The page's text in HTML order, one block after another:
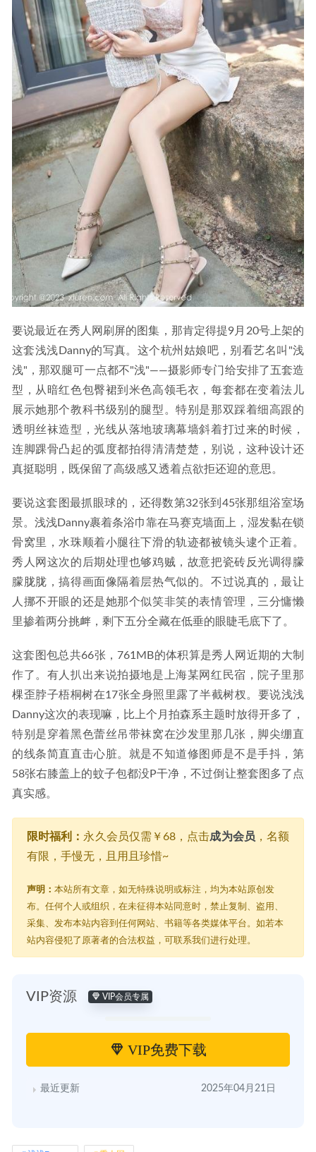
要说最近在秀人网刷屏的图集，那肯定得提9月20号上架的
这套浅浅Danny的写真。这个杭州姑娘吧，别看艺名叫"浅
浅"，那双腿可一点都不"浅"——摄影师专门给安排了五套造
型，从暗红色包臀裙到米色高领毛衣，每套都在变着法儿
展示她那个教科书级别的腿型。特别是那双踩着细高跟的
透明丝袜造型，光线从落地玻璃幕墙斜着打过来的时候，
连脚踝骨凸起的弧度都拍得清清楚楚，别说，这种设计还
真挺聪明，既保留了高级感又透着点欲拒还迎的意思。
要说这套图最抓眼球的，还得数第32张到45张那组浴室场
景。浅浅Danny裹着条浴巾靠在马赛克墙面上，湿发黏在锁
骨窝里，水珠顺着小腿往下滑的轨迹都被镜头逮个正着。
秀人网这次的后期处理也够鸡贼，故意把瓷砖反光调得朦
朦胧胧，搞得画面像隔着层热气似的。不过说真的，最让
人挪不开眼的还是她那个似笑非笑的表情管理，三分慵懒
里掺着两分挑衅，剩下五分全藏在低垂的眼睫毛底下了。
这套图包总共66张，761MB的体积算是秀人网近期的大制
作了。有人扒出来说拍摄地是上海某网红民宿，院子里那
棵歪脖子梧桐树在17张全身照里露了半截树杈。要说浅浅
Danny这次的表现嘛，比上个月拍森系主题时放得开多了，
特别是穿着黑色蕾丝吊带袜窝在沙发里那几张，脚尖绷直
的线条简直直击心脏。就是不知道修图师是不是手抖，第
58张右膝盖上的蚊子包都没P干净，不过倒让整套图多了点
真实感。
限时福利： 永久会员仅需￥68，点击成为会员 ，名额
有限，手慢无，且用且珍惜~
声明： 本站所有文章，如无特殊说明或标注，均为本站原创发
布。任何个人或组织，在未征得本站同意时，禁止复制、盗用、
采集、发布本站内容到任何网站、书籍等各类媒体平台。如若本
站内容侵犯了原著者的合法权益，可联系我们进行处理。
VIP资源 VIP会员专属
VIP免费下载
最近更新 2025年04月21日